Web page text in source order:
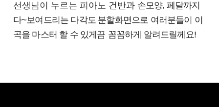
선생님이 누르는 피아노 건반과 손모양, 페달까지
다~보여드리는 다각도 분할화면으로 여러분들이 이
곡을 마스터 할 수 있게끔 꼼꼼하게 알려드릴께요!